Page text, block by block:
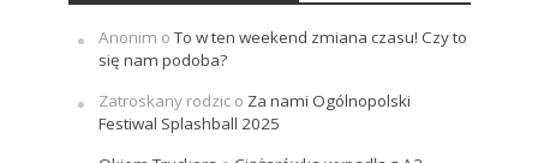
Anonim oTo w ten weekend zmiana czasu! Czy to
się nam podoba?
Zatroskany rodzico Za nami Ogólnopolski
Festiwal Splashball 2025